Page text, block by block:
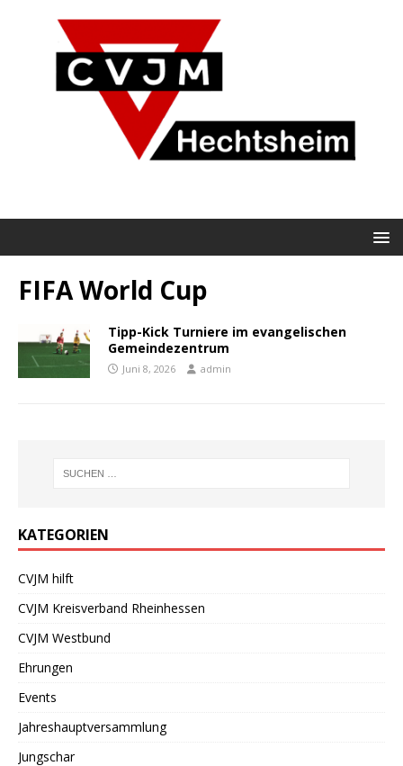
FIFA World Cup
Tipp-Kick Turniere im evangelischen
Gemeindezentrum
Juni 8, 2026 admin
KATEGORIEN
CVJM hilft
CVJM Kreisverband Rheinhessen
CVJM Westbund
Ehrungen
Events
Jahreshauptversammlung
Jungschar